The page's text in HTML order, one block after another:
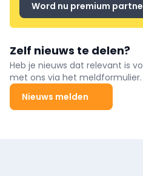
Word nu premium
Zelf nieuws te delen?
Heb je nieuws dat relevant is
met ons via het meldformulier.
Nieuws melden